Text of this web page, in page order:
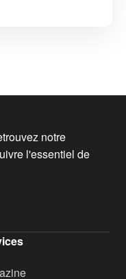
notre
l'essentiel de